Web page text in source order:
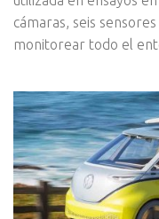
cámaras, seis
monitorear todo el